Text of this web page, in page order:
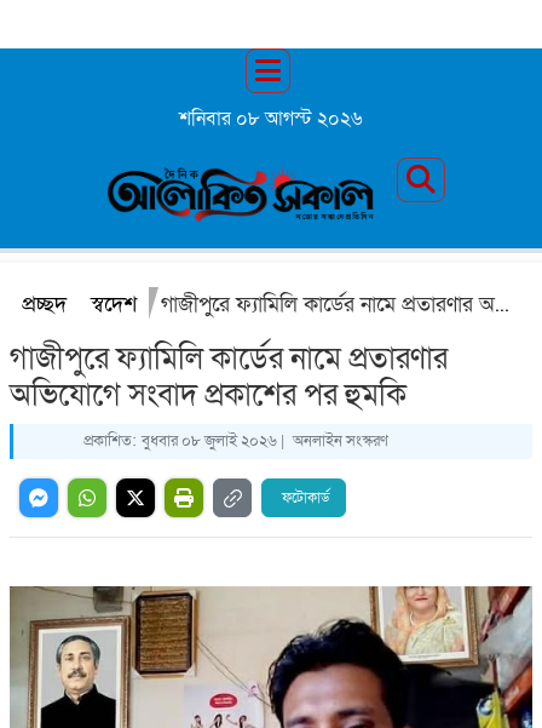
শনিবার ০৮ আগস্ট ২০২৬
প্রচ্ছদ স্বদেশ গাজীপুরে ফ্যামিলি কার্ডের নামে প্রতারণার অভিযোগে সংবাদ প্রকাশের পর হুমকি
গাজীপুরে ফ্যামিলি কার্ডের নামে প্রতারণার
অভিযোগে সংবাদ প্রকাশের পর হুমকি
প্রকাশিত: বুধবার ০৮ জুলাই ২০২৬ | অনলাইন সংস্করণ
ফটোকার্ড